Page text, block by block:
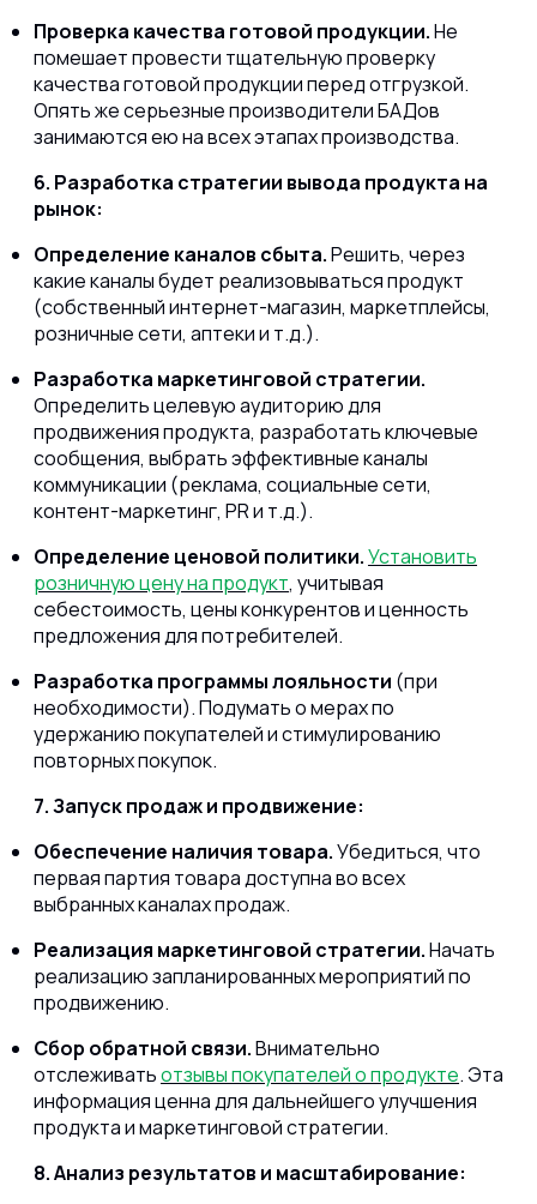
Проверка качества готовой продукции.Не
помешает провести тщательную проверку
качества готовой продукции перед отгрузкой.
Опять же серьезные производители БАДов
занимаются ею на всех этапах производства.
6. Разработка стратегии вывода продукта на
рынок:
Определение каналов сбыта.Решить, через
какие каналы будет реализовываться продукт
(собственный интернет-магазин, маркетплейсы,
розничные сети, аптеки и т.д.).
Разработка маркетинговой стратегии.
Определить целевую аудиторию для
продвижения продукта, разработать ключевые
сообщения, выбрать эффективные каналы
коммуникации (реклама, социальные сети,
контент-маркетинг, PR и т.д.).
Определение ценовой политики.Установить
розничную цену на продукт, учитывая
себестоимость, цены конкурентов и ценность
предложения для потребителей.
Разработка программы лояльности (при
необходимости). Подумать о мерах по
удержанию покупателей и стимулированию
повторных покупок.
7. Запуск продаж и продвижение:
Обеспечение наличия товара.Убедиться, что
первая партия товара доступна во всех
выбранных каналах продаж.
Реализация маркетинговой стратегии.Начать
реализацию запланированных мероприятий по
продвижению.
Сбор обратной связи.Внимательно
отслеживатьотзывы покупателей о продукте. Эта
информация ценна для дальнейшего улучшения
продукта и маркетинговой стратегии.
8. Анализ результатов и масштабирование: